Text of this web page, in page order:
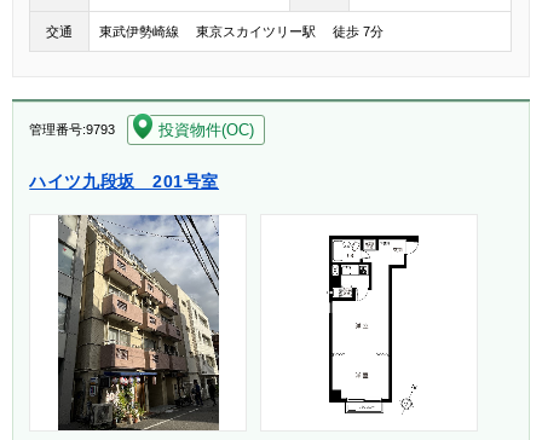
交通 東武伊勢崎線 東京スカイツリー駅 徒歩 7分
管理番号:9793 投資物件(OC)
ハイツ九段坂 201号室
[004]